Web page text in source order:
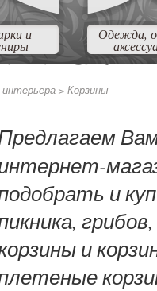
и Одежда,
интерьера > Корзины
и
и